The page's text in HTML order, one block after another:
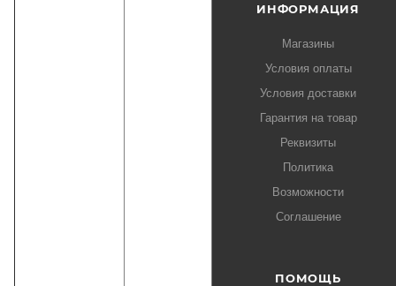
ИНФОРМАЦИЯ
Магазины
Условия оплаты
Условия доставки
Гарантия на товар
Реквизиты
Политика
Возможности
Соглашение
ПОМОЩЬ